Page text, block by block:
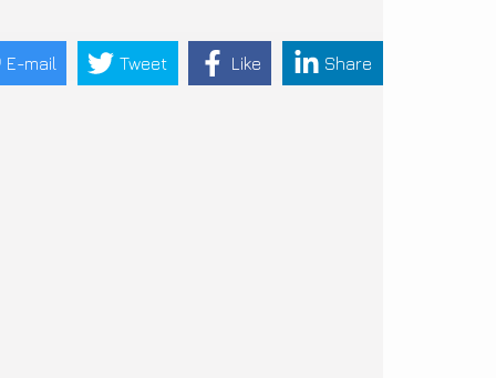
E-mail Tweet Like Share